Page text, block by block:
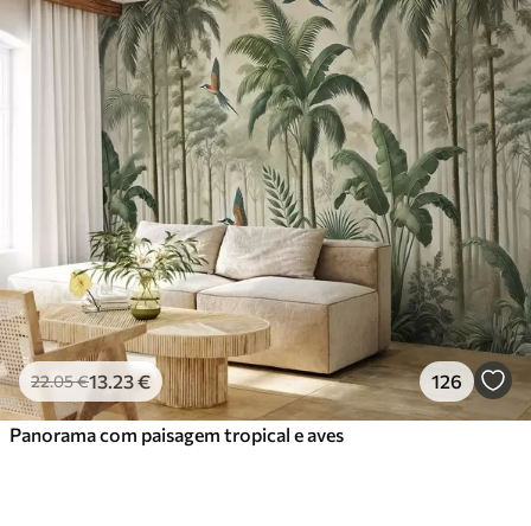
22.05€13 .23€ 126
Panorama com paisagem tropical e aves